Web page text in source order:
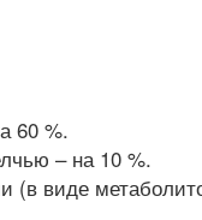
60 %.
– на 10 %.
(в виде